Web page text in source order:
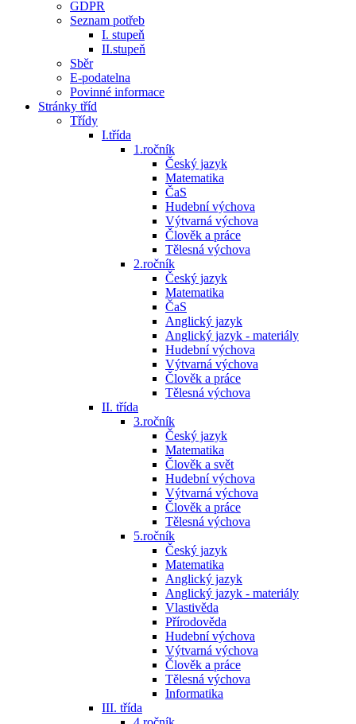
GDPR
Seznam potřeb
I. stupeň
II.stupeň
Sběr
E-podatelna
Povinné informace
Stránky tříd
Třídy
I.třída
1.ročník
Český jazyk
Matematika
ČaS
Hudební výchova
Výtvarná výchova
Člověk a práce
Tělesná výchova
2.ročník
Český jazyk
Matematika
ČaS
Anglický jazyk
Anglický jazyk - materiály
Hudební výchova
Výtvarná výchova
Člověk a práce
Tělesná výchova
II. třída
3.ročník
Český jazyk
Matematika
Člověk a svět
Hudební výchova
Výtvarná výchova
Člověk a práce
Tělesná výchova
5.ročník
Český jazyk
Matematika
Anglický jazyk
Anglický jazyk - materiály
Vlastivěda
Přírodověda
Hudební výchova
Výtvarná výchova
Člověk a práce
Tělesná výchova
Informatika
III. třída